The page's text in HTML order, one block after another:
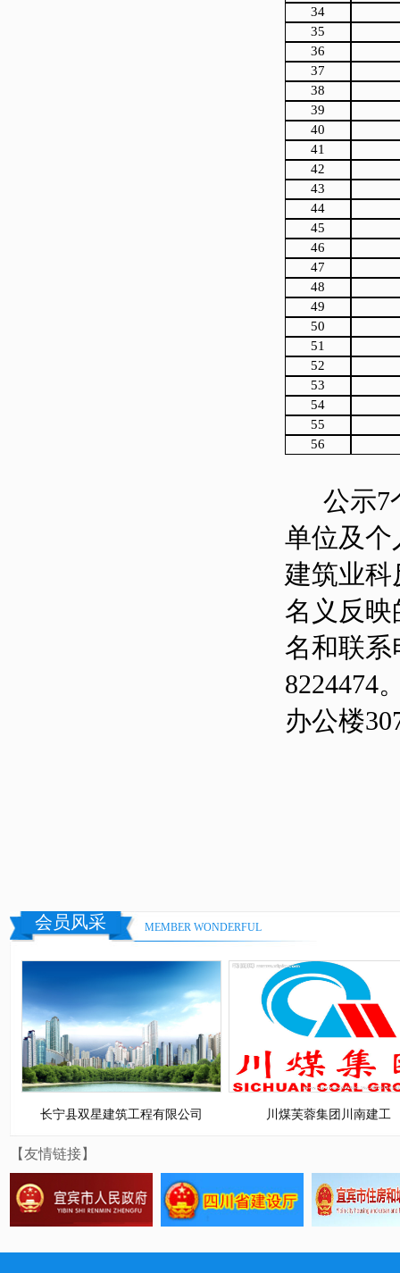
34
35
36
37
38
39
40
41
42
43
44
45
46
47
48
49
50
51
52
53
54
55
56
公示7
单位及个
建筑业
名义反映
名和联系
8224474
办公楼
会员风采 MEMBER WONDERFUL
长宁县双星建筑工程有限公司 川煤芙蓉集团川南建工
【友情链接】